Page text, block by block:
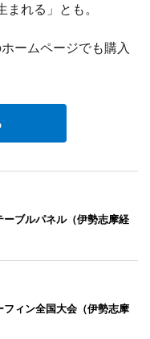
れる」とも。
ームページでも購入
ブルパネル（伊勢志摩経
ィン全国大会（伊勢志摩